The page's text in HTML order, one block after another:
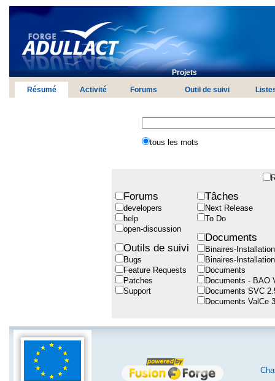
Projets
Résumé Activité Forums Outil de suivi
tous les mots
Forums
developers
help
open-discussion
Outils de suivi
Bugs
Feature Requests
Patches
Support
Tâches
Next Release
To Do
Documents
Binaires-
Binaires-
Documents
Documents - BAO
Documents SVC
Documents ValCe